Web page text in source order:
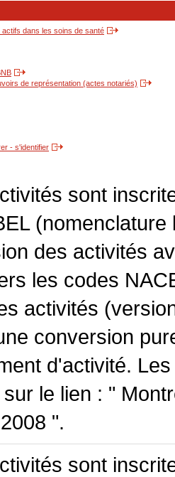
dans les soins de santé
de représentation (actes notariés)
- s'identifier
sont
des activités
les codes
activités
conversion
d'activité.
le lien : "
".
sont